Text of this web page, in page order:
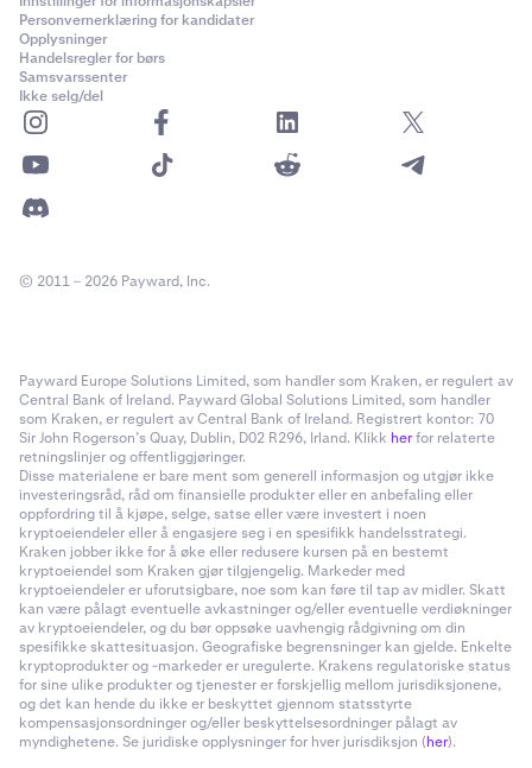
Personvernerklæring for kandidater
Opplysninger
Handelsregler for børs
Samsvarssenter
Ikke selg/del
© 2011 – 2026 Payward, Inc.
Payward Europe Solutions Limited, som handler som Kraken, er regulert av
Central Bank of Ireland. Payward Global Solutions Limited, som handler
som Kraken, er regulert av Central Bank of Ireland. Registrert kontor: 70
Sir John Rogerson’s Quay, Dublin, D02 R296, Irland. Klikk herfor relaterte
retningslinjer og offentliggjøringer.
Disse materialene er bare ment som generell informasjon og utgjør ikke
investeringsråd, råd om finansielle produkter eller en anbefaling eller
oppfordring til å kjøpe, selge, satse eller være investert i noen
kryptoeiendeler eller å engasjere seg i en spesifikk handelsstrategi.
Kraken jobber ikke for å øke eller redusere kursen på en bestemt
kryptoeiendel som Kraken gjør tilgjengelig. Markeder med
kryptoeiendeler er uforutsigbare, noe som kan føre til tap av midler. Skatt
kan være pålagt eventuelle avkastninger og/eller eventuelle verdiøkninger
av kryptoeiendeler, og du bør oppsøke uavhengig rådgivning om din
spesifikke skattesituasjon. Geografiske begrensninger kan gjelde. Enkelte
kryptoprodukter og -markeder er uregulerte. Krakens regulatoriske status
for sine ulike produkter og tjenester er forskjellig mellom jurisdiksjonene,
og det kan hende du ikke er beskyttet gjennom statsstyrte
kompensasjonsordninger og/eller beskyttelsesordninger pålagt av
myndighetene. Se juridiske opplysninger for hver jurisdiksjon (her).